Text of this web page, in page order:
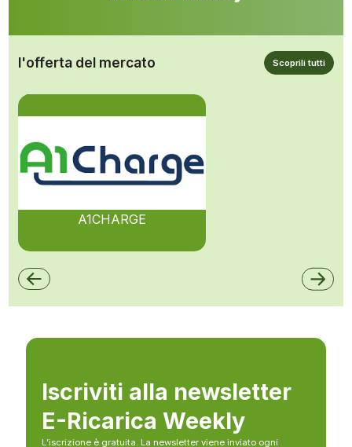
l'offerta del mercato Scoprili tutti
A1CHARGE
Iscriviti alla newsletter
E-Ricarica Weekly
L’iscrizione è gratuita. La newsletter viene inviato ogni